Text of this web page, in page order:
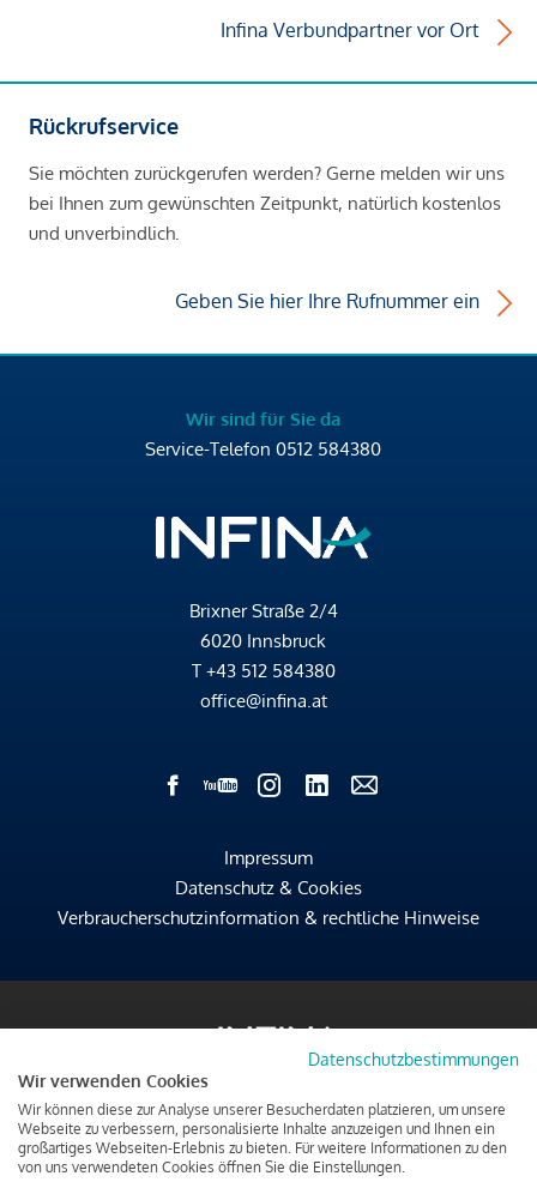
Infina Verbundpartner vor Ort
Rückrufservice
Sie möchten zurückgerufen werden? Gerne melden wir uns
bei Ihnen zum gewünschten Zeitpunkt, natürlich kostenlos
und unverbindlich.
Geben Sie hier Ihre Rufnummer ein
Wir sind für Sie da
Service-Telefon 0512 584380
Brixner Straße 2/4
6020 Innsbruck
T +43 512 584380
office@infina.at
Impressum
Datenschutz & Cookies
Verbraucherschutzinformation & rechtliche Hinweise
Datenschutzbestimmungen
Wir verwenden Cookies
Wir können diese zur Analyse unserer Besucherdaten platzieren, um unsere
Webseite zu verbessern, personalisierte Inhalte anzuzeigen und Ihnen ein
großartiges Webseiten-Erlebnis zu bieten. Für weitere Informationen zu den
von uns verwendeten Cookies öffnen Sie die Einstellungen.